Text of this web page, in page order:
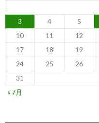
3
4 5
10
11 12
17
18 19
24
25 26
31
« 7月